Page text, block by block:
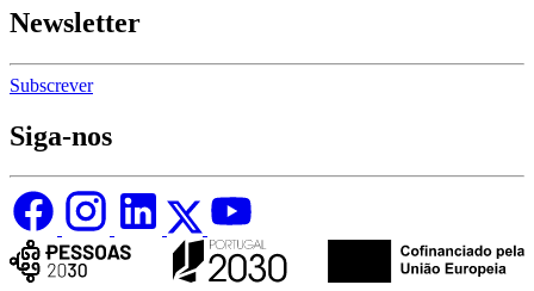
Newsletter
Subscrever
Siga-nos